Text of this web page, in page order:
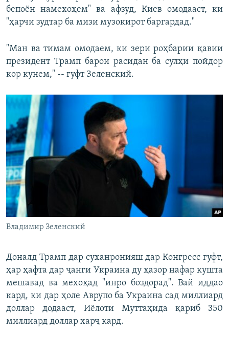
бепоён намехоҳем" ва афзуд, Киев омодааст, ки
"ҳарчи зудтар ба мизи музокирот баргардад."
"Ман ва тимам омодаем, ки зери роҳбарии қавии
президент Трамп барои расидан ба сулҳи пойдор
кор кунем," -- гуфт Зеленский.
Владимир Зеленский
Доналд Трамп дар суханронияш дар Конгресс гуфт,
ҳар ҳафта дар ҷанги Украина ду ҳазор нафар кушта
мешавад ва мехоҳад "инро боздорад". Вай иддао
кард, ки дар ҳоле Аврупо ба Украина сад миллиард
доллар додааст, Иёлоти Муттаҳида қариб 350
миллиард доллар харҷ кард.